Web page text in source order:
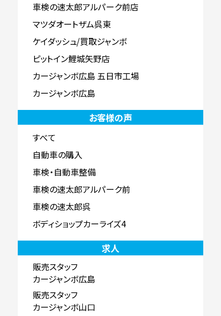
車検の速太郎アルパーク前店
マツダオートザム呉東
ケイダッシュ/買取ジャンボ
ピットイン鯉城矢野店
カージャンボ広島 五日市工場
カージャンボ広島
お客様の声
すべて
自動車の購入
車検・自動車整備
車検の速太郎アルパーク前
車検の速太郎呉
ボディショップカーライズ4
求人
販売スタッフ
カージャンボ広島
販売スタッフ
カージャンボ山口